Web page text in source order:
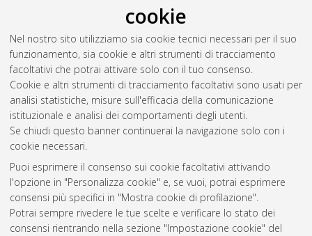
cookie
Nel nostro sito utilizziamo sia cookie tecnici necessari per il suo
funzionamento, sia cookie e altri strumenti di tracciamento
facoltativi che potrai attivare solo con il tuo consenso.
Cookie e altri strumenti di tracciamento facoltativi sono usati per
analisi statistiche, misure sull'efficacia della comunicazione
istituzionale e analisi dei comportamenti degli utenti.
Se chiudi questo banner continuerai la navigazione solo con i
cookie necessari.
Puoi esprimere il consenso sui cookie facoltativi attivando
l'opzione in "Personalizza cookie" e, se vuoi, potrai esprimere
consensi più specifici in "Mostra cookie di profilazione".
Potrai sempre rivedere le tue scelte e verificare lo stato dei
consensi rientrando nella sezione "Impostazione cookie" del
Seleziona un valore dall'elenco sottostante.
2015(1)
Atom
Rss 1.0
Rss 2.0
AMS Laurea
Servizio implementato e gestito da AlmaDL
Impostazioni Cookie